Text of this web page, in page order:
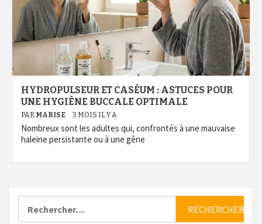
HYDROPULSEUR ET CASÉUM : ASTUCES POUR
UNE HYGIÈNE BUCCALE OPTIMALE
PAR MARISE 3 MOIS IL Y A
Nombreux sont les adultes qui, confrontés à une mauvaise
haleine persistante ou à une gêne